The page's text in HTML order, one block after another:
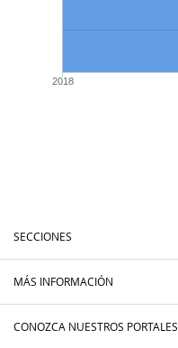
2018
SECCIONES
MÁS INFORMACIÓN
CONOZCA NUESTROS PORTALES